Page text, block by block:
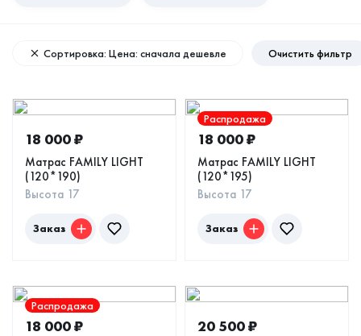
Сортировка: Цена: сначала дешевле Очистить фильтр
18 000₽
Матрас FAMILY LIGHT
(120*190)
Высота 17
Заказ
Распродажа
18 000₽
Матрас FAMILY LIGHT
(120*195)
Высота 17
Заказ
Распродажа
18 000₽ 20 500₽